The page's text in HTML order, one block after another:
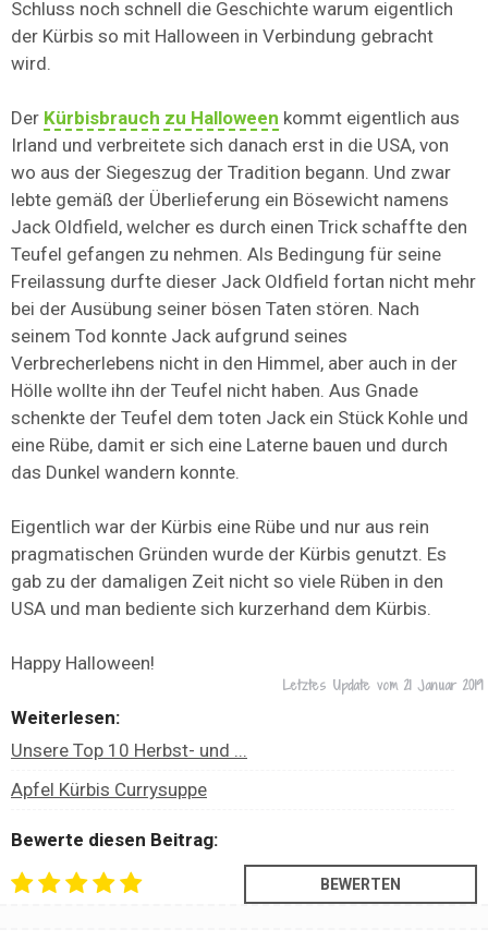
Schluss noch schnell die Geschichte warum eigentlich
der Kürbis so mit Halloween in Verbindung gebracht
wird.
Der Kürbisbrauch zu Halloween kommt eigentlich aus
Irland und verbreitete sich danach erst in die USA, von
wo aus der Siegeszug der Tradition begann. Und zwar
lebte gemäß der Überlieferung ein Bösewicht namens
Jack Oldfield, welcher es durch einen Trick schaffte den
Teufel gefangen zu nehmen. Als Bedingung für seine
Freilassung durfte dieser Jack Oldfield fortan nicht mehr
bei der Ausübung seiner bösen Taten stören. Nach
seinem Tod konnte Jack aufgrund seines
Verbrecherlebens nicht in den Himmel, aber auch in der
Hölle wollte ihn der Teufel nicht haben. Aus Gnade
schenkte der Teufel dem toten Jack ein Stück Kohle und
eine Rübe, damit er sich eine Laterne bauen und durch
das Dunkel wandern konnte.
Eigentlich war der Kürbis eine Rübe und nur aus rein
pragmatischen Gründen wurde der Kürbis genutzt. Es
gab zu der damaligen Zeit nicht so viele Rüben in den
USA und man bediente sich kurzerhand dem Kürbis.
Happy Halloween!
Letztes Update vom 21 Januar 2019
Weiterlesen:
Unsere Top 10 Herbst- und ...
Apfel Kürbis Currysuppe
Bewerte diesen Beitrag: